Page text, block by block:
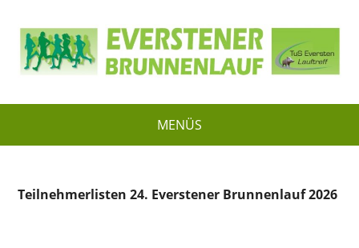
MENÜS
Teilnehmerlisten 24. Everstener Brunnenlauf 2026